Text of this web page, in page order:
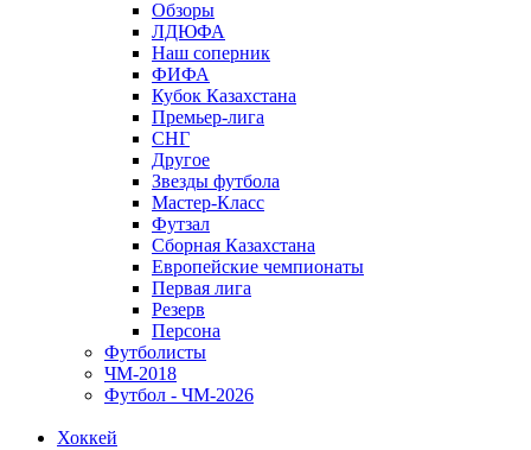
Обзоры
ЛДЮФА
Наш соперник
ФИФА
Кубок Казахстана
Премьер-лига
СНГ
Другое
Звезды футбола
Мастер-Класс
Футзал
Сборная Казахстана
Европейские чемпионаты
Первая лига
Резерв
Персона
Футболисты
ЧМ-2018
Футбол - ЧМ-2026
Хоккей